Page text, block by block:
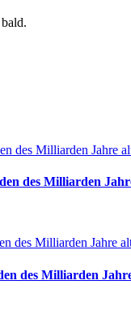
des Milliarden
des Milliarden